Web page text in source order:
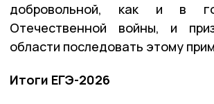
добровольной, как и в
Отечественной войны, и
области последовать этому
Итоги ЕГЭ-2026